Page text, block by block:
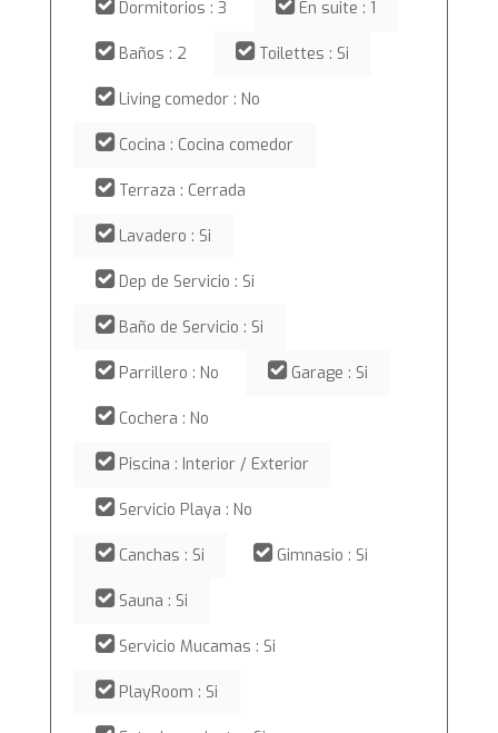
Dormitorios : 3 En suite : 1
Baños : 2 Toilettes : Si
Living comedor : No
Cocina : Cocina comedor
Terraza : Cerrada
Lavadero : Si
Dep de Servicio : Si
Baño de Servicio : Si
Parrillero : No Garage : Si
Cochera : No
Piscina : Interior / Exterior
Servicio Playa : No
Canchas : Si Gimnasio : Si
Sauna : Si
Servicio Mucamas : Si
PlayRoom : Si